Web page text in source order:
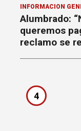
INFORMACION
Alumbrado:
queremos
reclamo se
4